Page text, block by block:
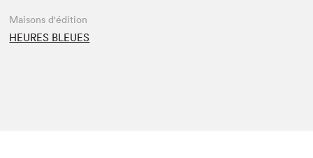
Maisons d'édition
HEURES BLEUES